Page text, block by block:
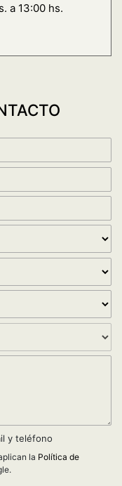
a 13:00 hs.
y teléfono
la Política de